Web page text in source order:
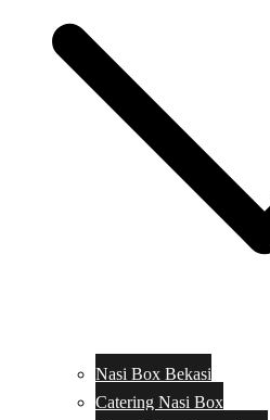
Nasi Box Bekasi
Catering Nasi Box